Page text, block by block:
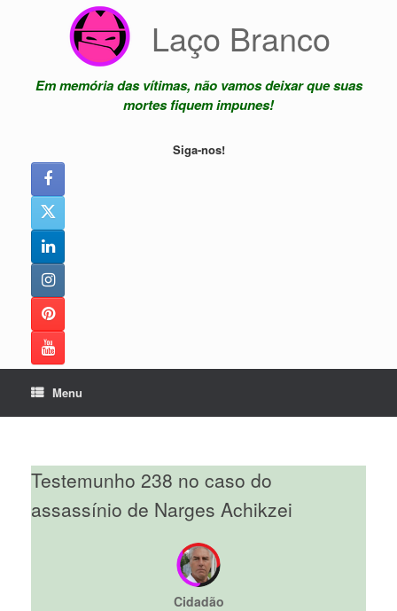
Laço Branco
Em memória das vítimas, não vamos deixar que suas
mortes fiquem impunes!
Siga-nos!
Menu
Testemunho 238 no caso do
assassínio de Narges Achikzei
Cidadão